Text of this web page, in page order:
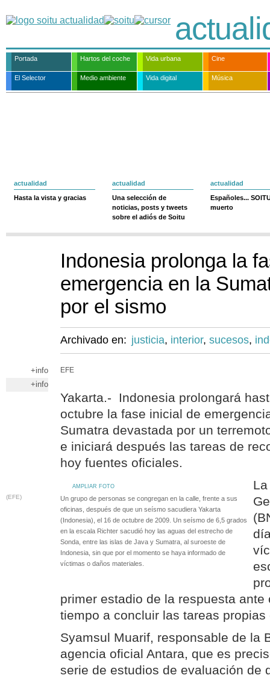
Portada Hartos del coche Vida urbana Cine
El Selector Medio ambiente Vida digital Música
actualidad
Hasta la vista y gracias
actualidad
Una selección de
noticias, posts y tweets
sobre el adiós de Soitu
actualidad
Españoles...
muerto
Indonesia prolonga la
emergencia en la
por el sismo
Archivado en: justicia, interior, sucesos,
+info
+info
EFE
Yakarta.- Indonesia prolongará
octubre la fase inicial de
Sumatra devastada por un
e iniciará después las tareas de
hoy fuentes oficiales.
AMPLIAR FOTO
(EFE)
Un grupo de personas se congregan en la calle, frente a sus
oficinas, después de que un seísmo sacudiera Yakarta
(Indonesia), el 16 de octubre de 2009. Un seísmo de 6,5 grados
en la escala Richter sacudió hoy las aguas del estrecho de
Sonda, entre las islas de Java y Sumatra, al suroeste de
Indonesia, sin que por el momento se haya informado de
víctimas o daños materiales.
primer estadio de la respuesta ante
tiempo a concluir las tareas propias
Syamsul Muarif, responsable de la
agencia oficial Antara, que es
serie de estudios de evaluación de